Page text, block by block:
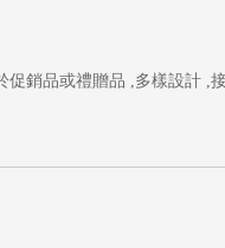
銷品或禮贈品 ,多樣設計 ,